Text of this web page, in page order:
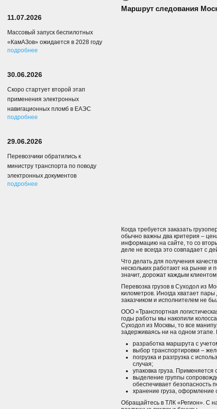
Маршрут следования
Когда требуется заказать
обычно важны два критерия –
информацию на сайте, то со
деле не всегда это совпадает с
Что делать для получения
нескольких работают на рынке и
значит, дорожат каждым
Перевозка грузов в Суходол из
километров. Иногда хватает
заказчиком и исполнителем не
ООО «Транспортная
годы работы мы накопили
Суходол из Москвы, то все
задерживаясь ни на одном
разработка маршрута с
выбор транспортировки –
погрузка и разгрузка с
случая;
упаковка груза.
выделение группы
обеспечивает безопасность
хранение груза, оформление
Обращайтесь в ТЛК «Регион». С
11.07.2026
Массовый запуск беспилотных
«КамАЗов» ожидается в 2028 году
подробнее
30.06.2026
Скоро стартует второй этап
применения электронных
навигационных пломб в ЕАЭС
подробнее
29.06.2026
Перевозчики обратились к
министру транспорта по поводу
электронных документов
подробнее